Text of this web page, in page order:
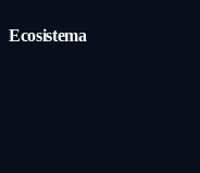
Ecosistema